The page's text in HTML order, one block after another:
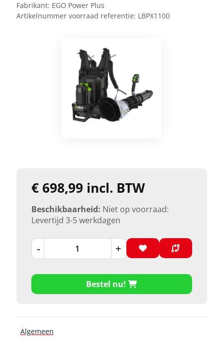
Fabrikant: EGO Power Plus
Artikelnummer voorraad referentie: LBPX1100
€ 698,99 incl. BTW
Beschikbaarheid: Niet op voorraad:
Levertijd 3-5 werkdagen
- +
Bestel nu!
Algemeen